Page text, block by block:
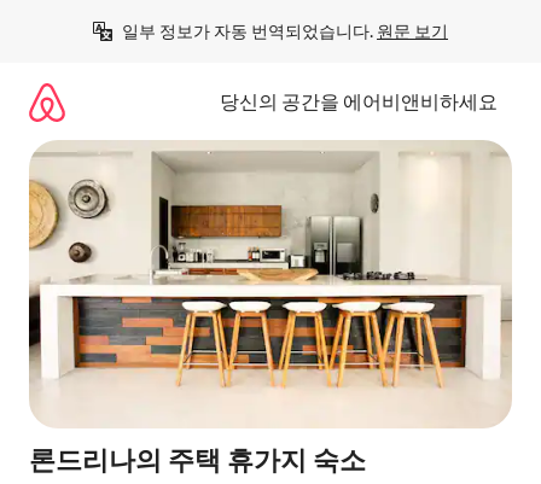
일부 정보가 자동 번역되었습니다. 원문 보기
당신의 공간을 에어비앤비하세요
론드리나의 주택 휴가지 숙소